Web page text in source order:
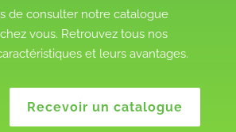
de consulter notre catalogue
vous. Retrouvez tous nos
et leurs avantages.
Recevoir un catalogue